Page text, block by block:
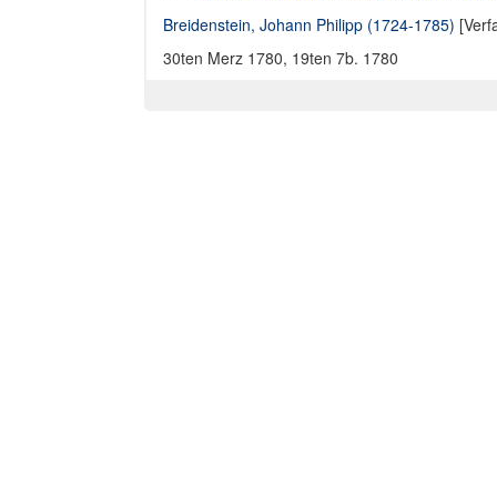
Breidenstein, Johann Philipp (1724-1785)
30ten Merz 1780, 19ten 7b. 1780